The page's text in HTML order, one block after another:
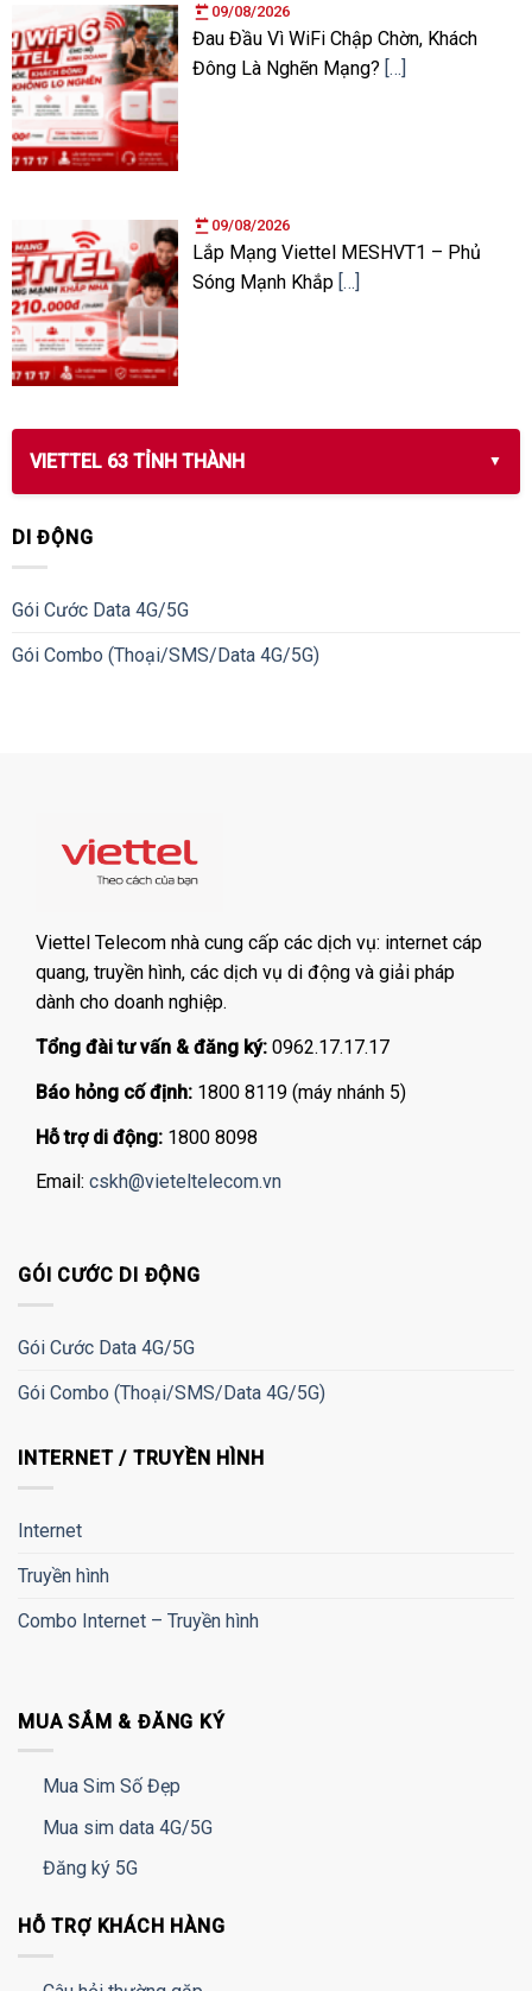
09/08/2026
Đau Đầu Vì WiFi Chập Chờn, Khách
Đông Là Nghẽn Mạng? […]
09/08/2026
Lắp Mạng Viettel MESHVT1 – Phủ
Sóng Mạnh Khắp […]
VIETTEL 63 TỈNH THÀNH
DI ĐỘNG
Gói Cước Data 4G/5G
Gói Combo (Thoại/SMS/Data 4G/5G)
Viettel Telecom nhà cung cấp các dịch vụ: internet cáp
quang, truyền hình, các dịch vụ di động và giải pháp
dành cho doanh nghiệp.
Tổng đài tư vấn & đăng ký: 0962.17.17.17
Báo hỏng cố định: 1800 8119 (máy nhánh 5)
Hỗ trợ di động: 1800 8098
Email: cskh@vieteltelecom.vn
GÓI CƯỚC DI ĐỘNG
Gói Cước Data 4G/5G
Gói Combo (Thoại/SMS/Data 4G/5G)
INTERNET / TRUYỀN HÌNH
Internet
Truyền hình
Combo Internet – Truyền hình
MUA SẮM & ĐĂNG KÝ
Mua Sim Số Đẹp
Mua sim data 4G/5G
Đăng ký 5G
HỖ TRỢ KHÁCH HÀNG